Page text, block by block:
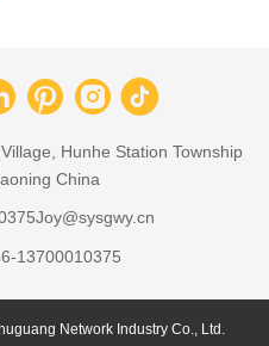
Hunhe Station Township
China
13700010375
Network Industry Co., Ltd.